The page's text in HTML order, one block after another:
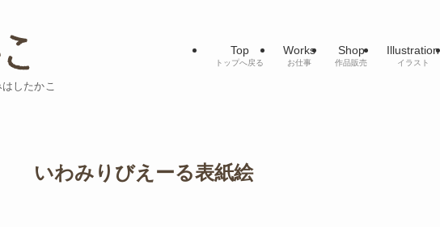
したかこ
Top
トップへ戻る
Works
お仕事
Shop
作品販売
Illustration
イラスト
いわみりびえーる表紙絵